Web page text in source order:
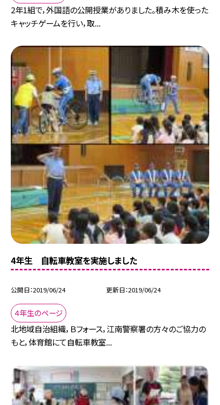
2年1組で，外国語の公開授業がありました。積み木を使った
キャッチゲームを行い，取...
4年生 自転車教室を実施しました
公開日 2019/06/24 更新日 2019/06/24
４年生のページ
北地域自治組織，Ｂフォース，江南警察署の方々のご協力の
もと，体育館にて自転車教室...